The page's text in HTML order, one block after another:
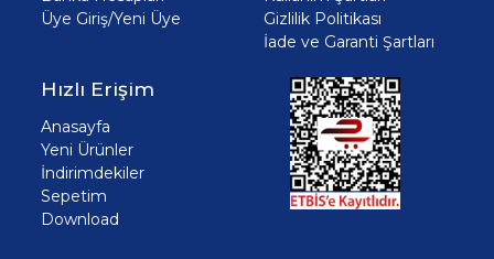
Üye Giriş/Yeni Üye
Gizlilik Politikası
İade ve Garanti Şartları
Hızlı Erişim
Anasayfa
Yeni Ürünler
İndirimdekiler
Sepetim
Download